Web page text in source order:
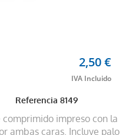
Referencia8149
2,50 €
impreso con la
ambas caras. Incluye palo